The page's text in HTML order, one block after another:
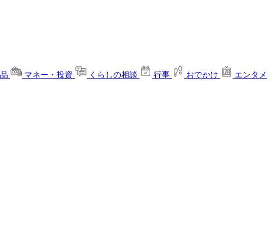
マネー・投資 くらしの相談 行事 おでかけ
エンタメ